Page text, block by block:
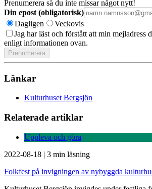
Prenumerera så du inte missar något nytt!
Din epost (obligatorisk)
Dagligen
Veckovis
Jag har läst och förstått att min mejladress
enligt informationen ovan.
Länkar
Kulturhuset Bergsjön
Relaterade artiklar
Uppleva och göra
2022-08-18 | 3 min läsning
Folkfest på invigningen av nybyggda